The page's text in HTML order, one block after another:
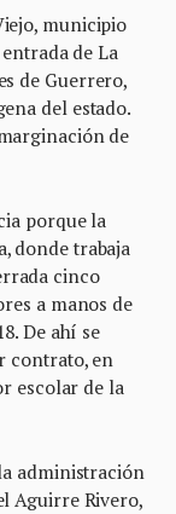
municipio
de La
de Guerrero,
del estado.
de
porque la
donde trabaja
cinco
a manos de
De ahí se
contrato, en
escolar de la
administración
Aguirre Rivero,